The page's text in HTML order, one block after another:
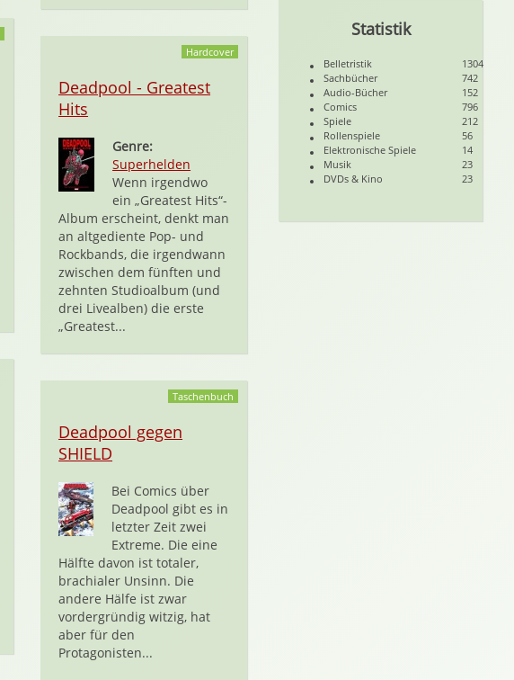
Hardcover
Deadpool - Greatest
Hits
Genre:
Superhelden
Wenn irgendwo
ein „Greatest Hits“-
Album erscheint, denkt man
an altgediente Pop- und
Rockbands, die irgendwann
zwischen dem fünften und
zehnten Studioalbum (und
drei Livealben) die erste
„Greatest...
Taschenbuch
Deadpool gegen
SHIELD
Bei Comics über
Deadpool gibt es in
letzter Zeit zwei
Extreme. Die eine
Hälfte davon ist totaler,
brachialer Unsinn. Die
andere Hälfe ist zwar
vordergründig witzig, hat
aber für den
Protagonisten...
Statistik
Belletristik
1304
Sachbücher
742
Audio-Bücher
152
Comics
796
Spiele
212
Rollenspiele
56
Elektronische Spiele
14
Musik
23
DVDs & Kino
23